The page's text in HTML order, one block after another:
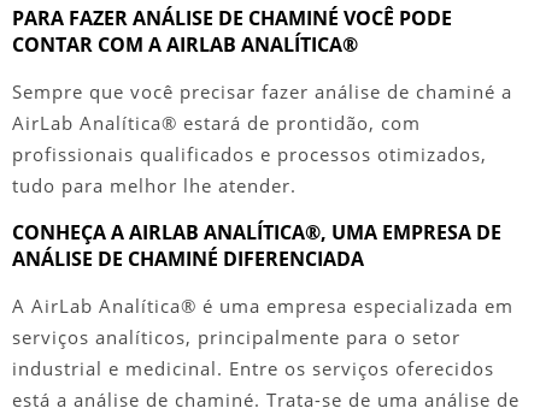
PARA FAZER ANÁLISE DE CHAMINÉ VOCÊ PODE
CONTAR COM A AIRLAB ANALÍTICA®
Sempre que você precisar fazer análise de chaminé a
AirLab Analítica® estará de prontidão, com
profissionais qualificados e processos otimizados,
tudo para melhor lhe atender.
CONHEÇA A AIRLAB ANALÍTICA®, UMA EMPRESA DE
ANÁLISE DE CHAMINÉ DIFERENCIADA
A AirLab Analítica® é uma empresa especializada em
serviços analíticos, principalmente para o setor
industrial e medicinal. Entre os serviços oferecidos
está a análise de chaminé. Trata-se de uma análise de